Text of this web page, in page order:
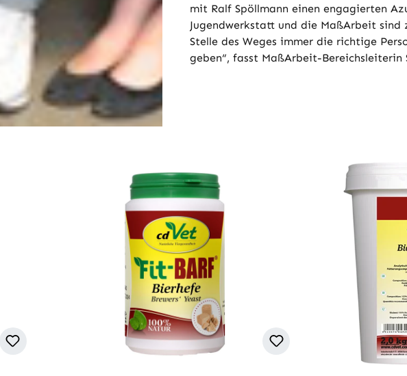
mit Ralf Spöllmann einen engagierten
Jugendwerkstatt und die MaßArbeit sind
Stelle des Weges immer die richtige
geben“, fasst MaßArbeit-Bereichsleiterin